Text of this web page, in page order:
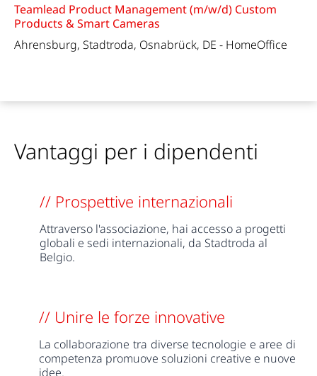
Teamlead Product Management (m/w/d) Custom
Products & Smart Cameras
Ahrensburg, Stadtroda, Osnabrück, DE - HomeOffice
Vantaggi per i dipendenti
// Prospettive internazionali
Attraverso l'associazione, hai accesso a progetti
globali e sedi internazionali, da Stadtroda al
Belgio.
// Unire le forze innovative
La collaborazione tra diverse tecnologie e aree di
competenza promuove soluzioni creative e nuove
idee.